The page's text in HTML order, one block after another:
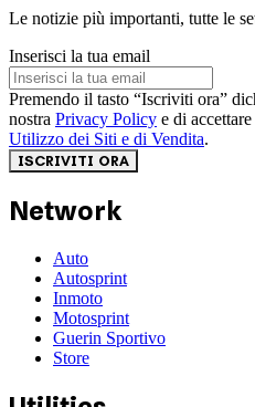
Le notizie più importanti, tutte le
Inserisci la tua email
Premendo il tasto “Iscriviti ora”
nostra Privacy Policy e di
Utilizzo dei Siti e di Vendita.
ISCRIVITI ORA
Network
Auto
Autosprint
Inmoto
Motosprint
Guerin Sportivo
Store